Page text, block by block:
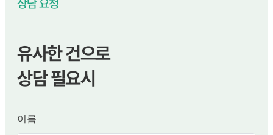
상담 요청
유사한 건으로
상담 필요시
이름